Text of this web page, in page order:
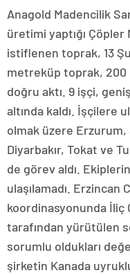
Anagold Madencilik
üretimi yaptığı Çöpler
istiflenen toprak, 13
metreküp toprak,
doğru aktı. 9 işçi,
altında kaldı. İşçilere
olmak üzere Erzurum,
Diyarbakır, Tokat ve
de görev aldı.
ulaşılamadı. Erzincan
koordinasyonunda İliç
tarafından yürütülen
sorumlu oldukları
şirketin Kanada